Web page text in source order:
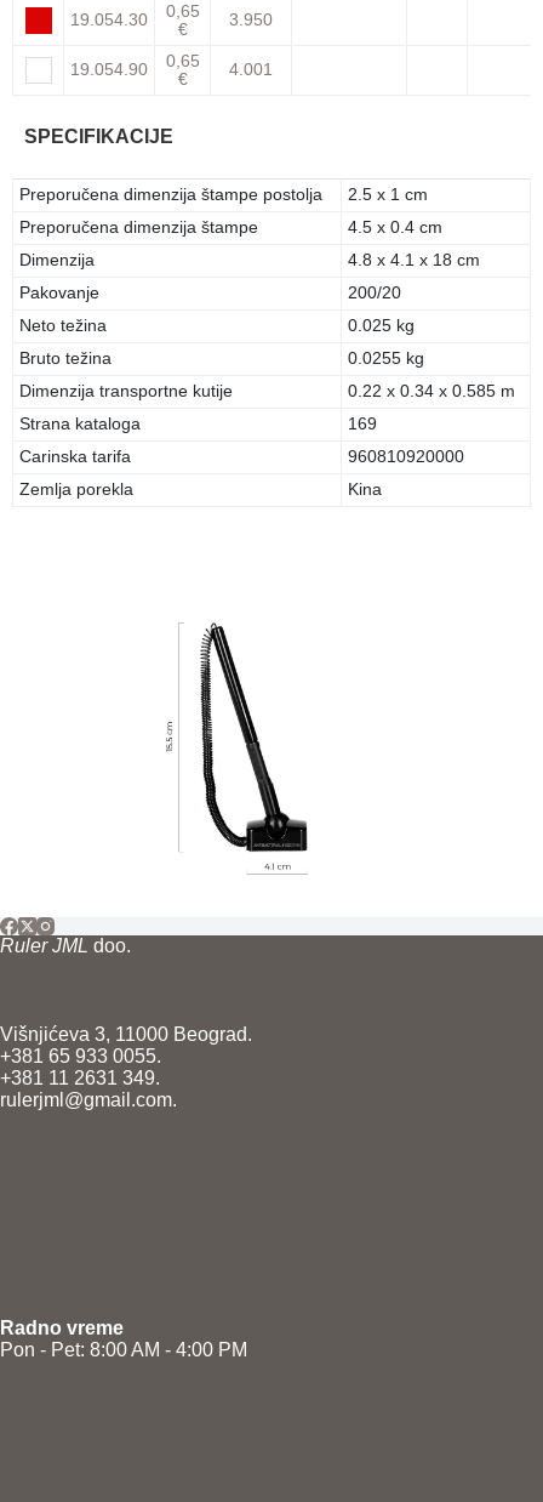
19.054.30
0,65
€
3.950
19.054.90
0,65
€
4.001
SPECIFIKACIJE
Preporučena dimenzija štampe postolja
2.5 x 1 cm
Preporučena dimenzija štampe
4.5 x 0.4 cm
Dimenzija
4.8 x 4.1 x 18 cm
Pakovanje
200/20
Neto težina
0.025 kg
Bruto težina
0.0255 kg
Dimenzija transportne kutije
0.22 x 0.34 x 0.585 m
Strana kataloga
169
Carinska tarifa
960810920000
Zemlja porekla
Kina
Ruler JML doo.
Višnjićeva 3, 11000 Beograd.
+381 65 933 0055.
+381 11 2631 349.
rulerjml@gmail.com.
Radno vreme
Pon - Pet: 8:00 AM - 4:00 PM